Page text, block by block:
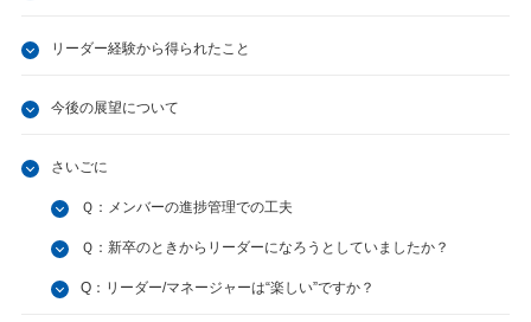
リーダー経験から得られたこと
今後の展望について
さいごに
Ｑ：メンバーの進捗管理での工夫
Ｑ：新卒のときからリーダーになろうとしていましたか？
Q：リーダー/マネージャーは“楽しい”ですか？